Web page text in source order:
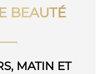
BEAUTÉ
MATIN ET